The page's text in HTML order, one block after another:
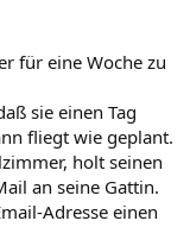
für eine Woche zu
sie einen Tag
fliegt wie geplant.
holt seinen
an seine Gattin.
Adresse einen